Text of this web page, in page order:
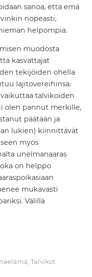
sanoa, että emä
nopeasti,
helpompia.
muodosta
kasvattajat
tekijöiden ohella
lajitovereihinsa.
talvikoiden
olen pannut merkille,
päätään ja
lukien) kiinnittävät
myös
unelmanaaras
on helppo
mukavasti
Välillä
Talvikot